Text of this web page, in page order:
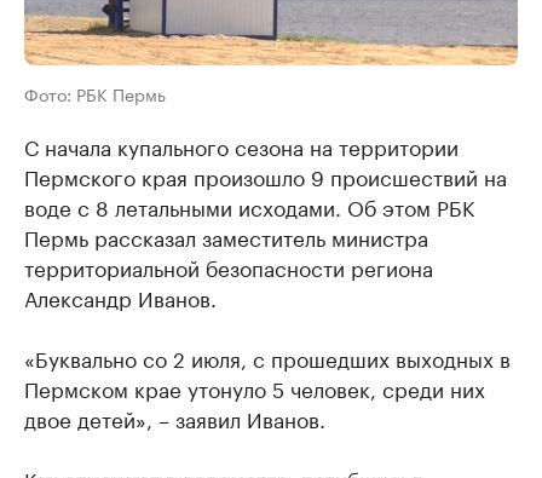
Фото: РБК Пермь
С начала купального сезона на территории
Пермского края произошло 9 происшествий на
воде с 8 летальными исходами. Об этом РБК
Пермь рассказал заместитель министра
территориальной безопасности региона
Александр Иванов.
«Буквально со 2 июля, с прошедших выходных в
Пермском крае утонуло 5 человек, среди них
двое детей», – заявил Иванов.